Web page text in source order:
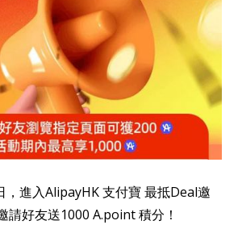
，進入AlipayHK 支付寶 最抵Deal邀
請好友送1000 A.point 積分！